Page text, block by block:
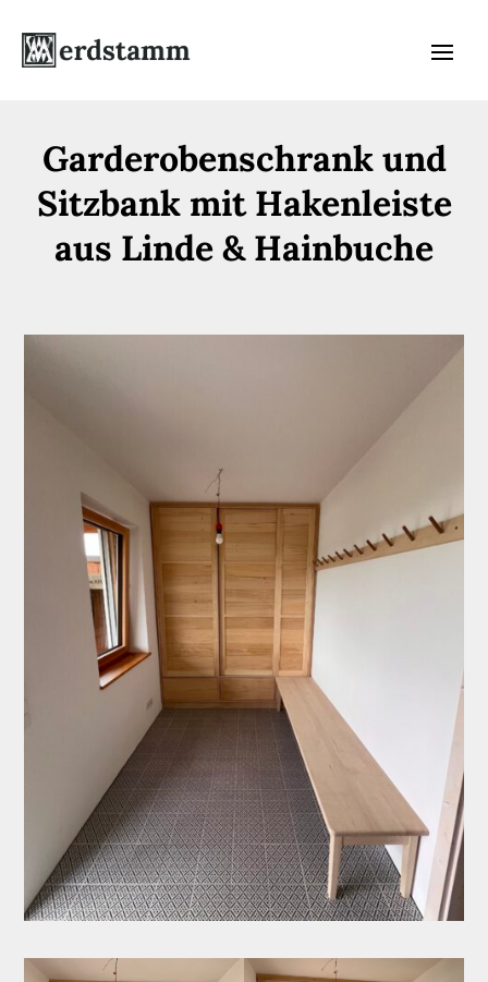
Garderobenschrank und
Sitzbank mit Hakenleiste
aus Linde & Hainbuche